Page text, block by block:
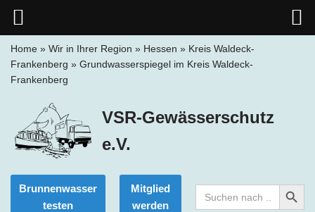
springen
Home » Wir in Ihrer Region » Hessen » Kreis Waldeck-
Frankenberg » Grundwasserspiegel im Kreis Waldeck-
Frankenberg
VSR-Gewässerschutz
e.V.
Brunnenwasser
testen
Mitglied
werden
Search
for:
Search Button